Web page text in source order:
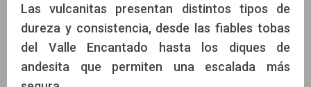
Las vulcanitas presentan distintos tipos de
dureza y consistencia, desde las fiables tobas
del Valle Encantado hasta los diques de
andesita que permiten una escalada más